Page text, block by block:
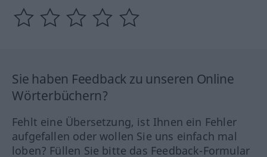
Sie haben Feedback zu unseren Online
Wörterbüchern?
Fehlt eine Übersetzung, ist Ihnen ein Fehler
aufgefallen oder wollen Sie uns einfach mal
loben? Füllen Sie bitte das Feedback-Formular